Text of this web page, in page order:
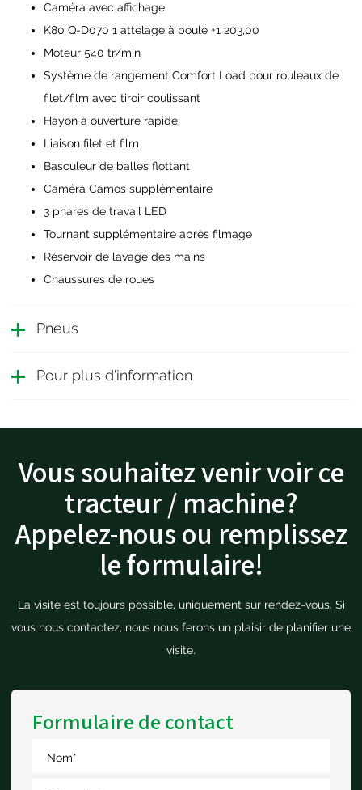
Caméra avec affichage
K80 Q-D070 1 attelage à boule +1 203,00
Moteur 540 tr/min
Système de rangement Comfort Load pour rouleaux de
filet/film avec tiroir coulissant
Hayon à ouverture rapide
Liaison filet et film
Basculeur de balles flottant
Caméra Camos supplémentaire
3 phares de travail LED
Tournant supplémentaire après filmage
Réservoir de lavage des mains
Chaussures de roues
Pneus
Pour plus d'information
Vous souhaitez venir voir ce
tracteur / machine?
Appelez-nous ou remplissez
le formulaire!
La visite est toujours possible, uniquement sur rendez-vous. Si
vous nous contactez, nous nous ferons un plaisir de planifier une
visite.
Formulaire de contact
Nom*